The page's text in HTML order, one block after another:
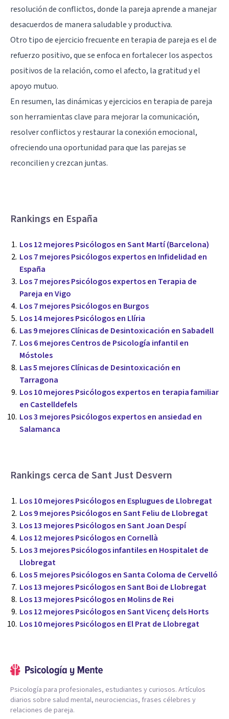
resolución de conflictos, donde la pareja aprende a manejar
desacuerdos de manera saludable y productiva.
Otro tipo de ejercicio frecuente en terapia de pareja es el de
refuerzo positivo, que se enfoca en fortalecer los aspectos
positivos de la relación, como el afecto, la gratitud y el
apoyo mutuo.
En resumen, las dinámicas y ejercicios en terapia de pareja
son herramientas clave para mejorar la comunicación,
resolver conflictos y restaurar la conexión emocional,
ofreciendo una oportunidad para que las parejas se
reconcilien y crezcan juntas.
Rankings en España
Los 12 mejores Psicólogos en Sant Martí (Barcelona)
Los 7 mejores Psicólogos expertos en Infidelidad en
España
Los 7 mejores Psicólogos expertos en Terapia de
Pareja en Vigo
Los 7 mejores Psicólogos en Burgos
Los 14 mejores Psicólogos en Llíria
Las 9 mejores Clínicas de Desintoxicación en Sabadell
Los 6 mejores Centros de Psicología infantil en
Móstoles
Las 5 mejores Clínicas de Desintoxicación en
Tarragona
Los 10 mejores Psicólogos expertos en terapia familiar
en Castelldefels
Los 3 mejores Psicólogos expertos en ansiedad en
Salamanca
Rankings cerca de Sant Just Desvern
Los 10 mejores Psicólogos en Esplugues de Llobregat
Los 9 mejores Psicólogos en Sant Feliu de Llobregat
Los 13 mejores Psicólogos en Sant Joan Despí
Los 12 mejores Psicólogos en Cornellà
Los 3 mejores Psicólogos infantiles en Hospitalet de
Llobregat
Los 5 mejores Psicólogos en Santa Coloma de Cervelló
Los 13 mejores Psicólogos en Sant Boi de Llobregat
Los 13 mejores Psicólogos en Molins de Rei
Los 12 mejores Psicólogos en Sant Vicenç dels Horts
Los 10 mejores Psicólogos en El Prat de Llobregat
Psicología para profesionales, estudiantes y curiosos. Artículos
diarios sobre salud mental, neurociencias, frases célebres y
relaciones de pareja.